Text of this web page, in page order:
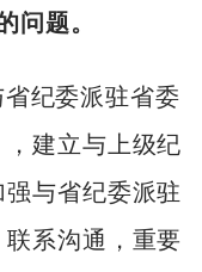
问题。
纪委派驻省委
建立与上级纪
与省纪委派驻
系沟通，重要